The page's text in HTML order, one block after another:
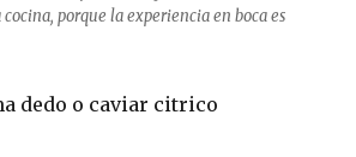
porque la experiencia en boca es
dedo o caviar citrico